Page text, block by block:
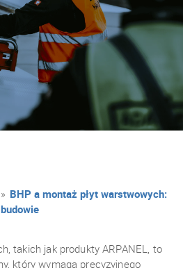
» BHP a montaż płyt warstwowych:
takich jak produkty ARPANEL, to
który wymaga precyzyjnego